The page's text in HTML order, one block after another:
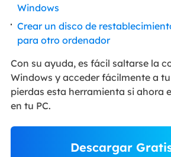
Windows
Crear un disco de
para otro ordenador
Con su ayuda, es fácil saltarse la
Windows y acceder fácilmente a
pierdas esta herramienta si ahora
en tu PC.
Descargar